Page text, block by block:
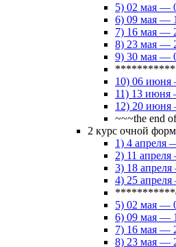
5) 02 мая —
6) 09 мая —
7) 16 мая —
8) 23 мая —
9) 30 мая —
10) 06
11) 13
12) 20
~~~the end
2 курс очной
1) 4 апреля
2) 11
3) 18
4) 25
5) 02 мая —
6) 09 мая —
7) 16 мая —
8) 23 мая —